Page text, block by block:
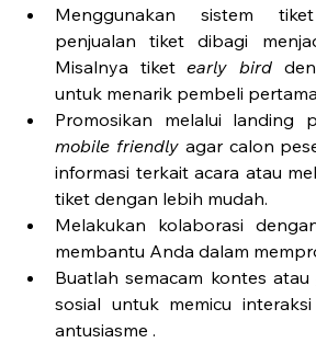
Menggunakan sistem
penjualan tiket dibagi
Misalnya tiket early bird
untuk menarik pembeli
mobile friendly agar calon
informasi terkait acara atau
tiket dengan lebih mudah.
Melakukan kolaborasi
membantu Anda dalam
Buatlah semacam kontes atau
sosial untuk memicu
antusiasme .